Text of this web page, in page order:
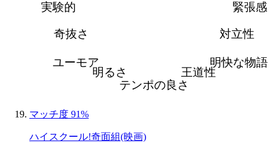
緊張感
対立性
明快な物語
王道性
テンポの良さ
明るさ
ユーモア
奇抜さ
実験的
マッチ度 91%
ハイスクール!奇面組(映画)